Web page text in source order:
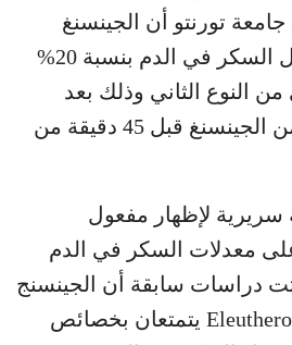
تورنتو أن الجينسنغ
الأميركي خفض معدل السكر في الدم بنسبة 20%
النوع الثاني وذلك بعد
إعطائهم 3 غرامات من الجينسنغ قبل 45 دقيقة من
لإظهار مفعول
على معدلات السكر في الدم
دراسات سابقة أن الجينسنج
الأميركي والجينسنغ Eleuthero يتمتعان بخصائص